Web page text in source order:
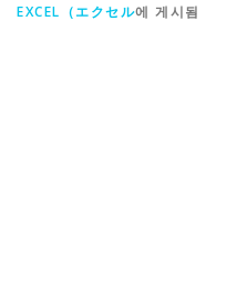
EXCEL（エクセル에 게시됨